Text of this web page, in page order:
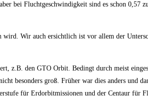
bei Fluchtgeschwindigkeit sind es schon 0,57
Wir auch ersichtlich ist vor allem der
z.B. den GTO Orbit. Bedingt durch meist
besonders groß. Früher war dies anders und
für Erdorbitmissionen und der Centaur für